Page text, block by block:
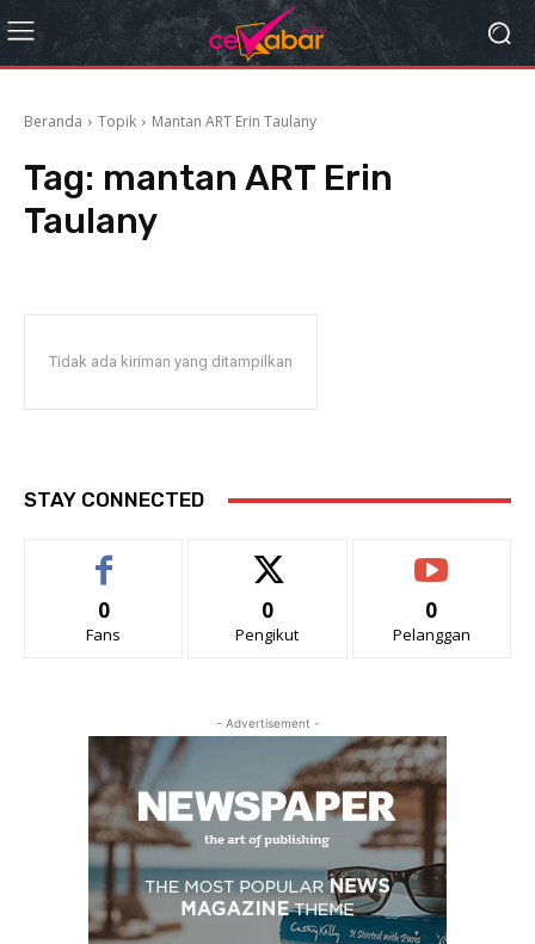
Beranda Topik Mantan ART Erin Taulany
Tag: mantan ART Erin
Taulany
Tidak ada kiriman yang ditampilkan
STAY CONNECTED
0
Fans
0
Pengikut
0
Pelanggan
- Advertisement -